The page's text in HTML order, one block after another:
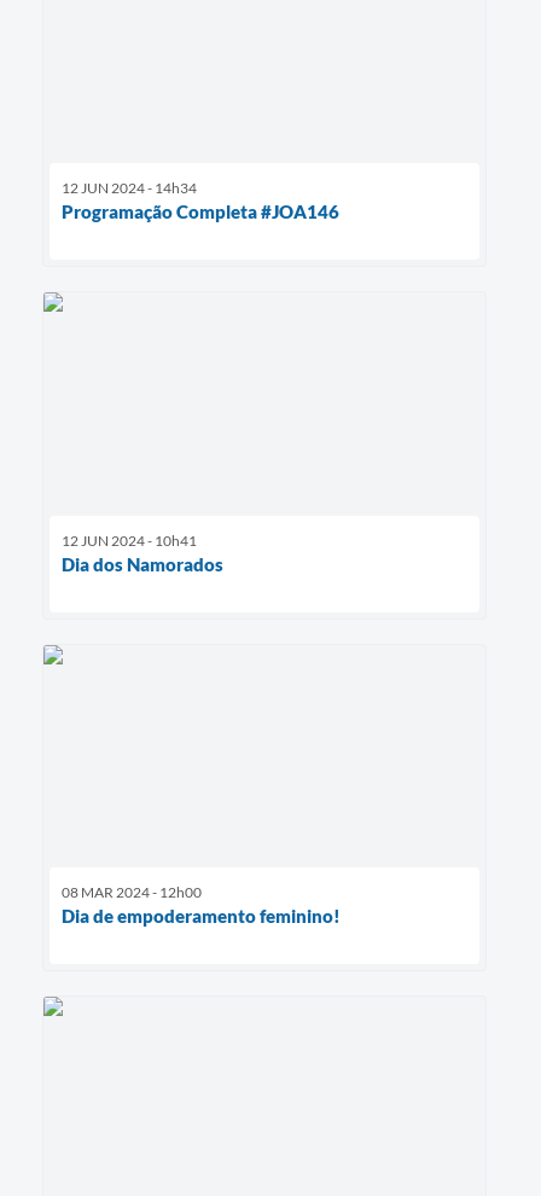
12 JUN 2024 - 14h34
Programação Completa #JOA146
12 JUN 2024 - 10h41
Dia dos Namorados
08 MAR 2024 - 12h00
Dia de empoderamento feminino!